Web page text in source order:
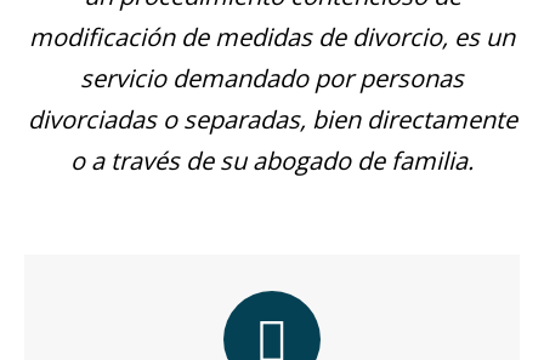
modificación de medidas de divorcio, es un
servicio demandado por personas
divorciadas o separadas, bien directamente
o a través de su abogado de familia.